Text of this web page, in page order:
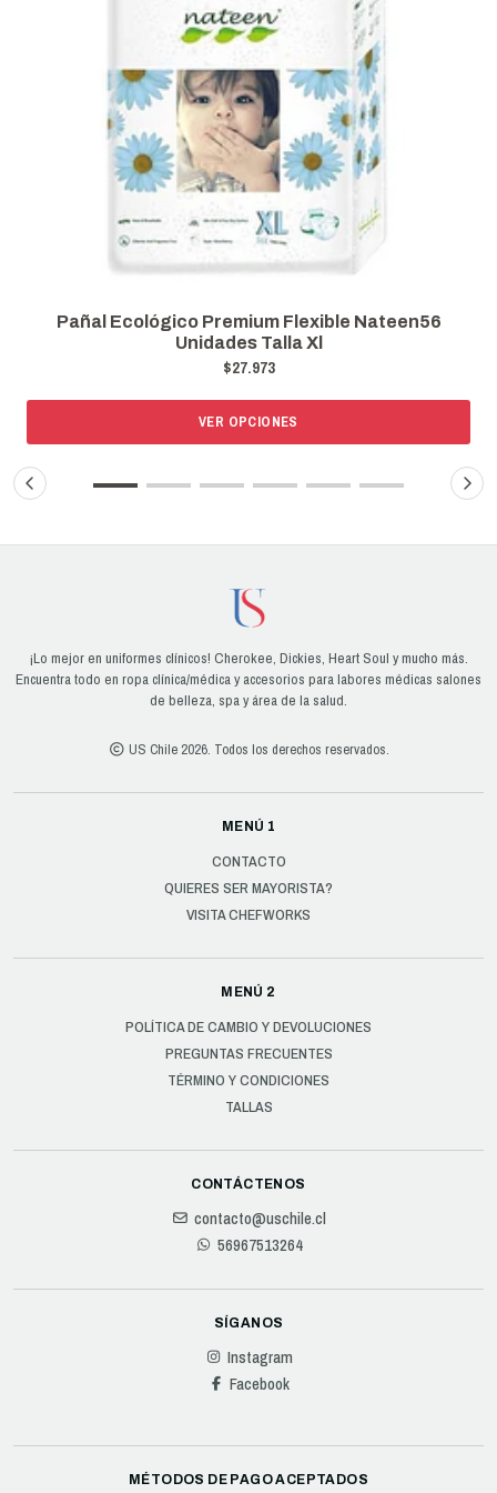
Pañal Ecológico Premium Flexible Nateen56
Unidades Talla Xl
$27.973
VER OPCIONES
¡Lo mejor en uniformes clínicos! Cherokee, Dickies, Heart Soul y mucho más.
Encuentra todo en ropa clínica/médica y accesorios para labores médicas salones
de belleza, spa y área de la salud.
US Chile 2026. Todos los derechos reservados.
MENÚ 1
CONTACTO
QUIERES SER MAYORISTA?
VISITA CHEFWORKS
MENÚ 2
POLÍTICA DE CAMBIO Y DEVOLUCIONES
PREGUNTAS FRECUENTES
TÉRMINO Y CONDICIONES
TALLAS
CONTÁCTENOS
contacto@uschile.cl
56967513264
SÍGANOS
Instagram
Facebook
MÉTODOS DE PAGO ACEPTADOS